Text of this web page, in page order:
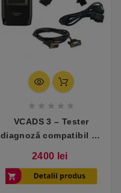
    
VCADS 3 – Tester
diagnoză compatibil cu
2400 lei